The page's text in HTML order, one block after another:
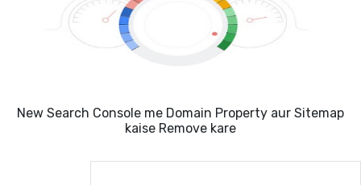
New Search Console me Domain Property aur Sitemap
kaise Remove kare